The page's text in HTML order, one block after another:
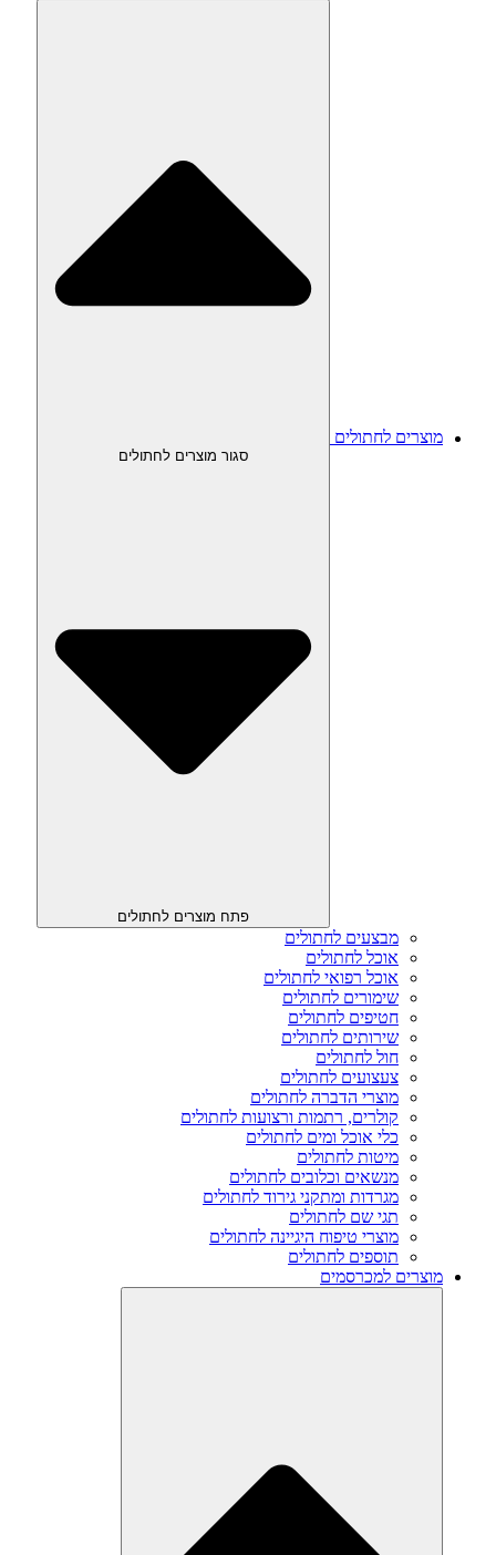
מוצרים לחתולים
סגור מוצרים לחתולים
פתח מוצרים לחתולים
מבצעים לחתולים
אוכל לחתולים
אוכל רפואי לחתולים
שימורים לחתולים
חטיפים לחתולים
שירותים לחתולים
חול לחתולים
צעצועים לחתולים
מוצרי הדברה לחתולים
קולרים, רתמות ורצועות לחתולים
כלי אוכל ומים לחתולים
מיטות לחתולים
מנשאים וכלובים לחתולים
מגרדות ומתקני גירוד לחתולים
תגי שם לחתולים
מוצרי טיפוח היגיינה לחתולים
תוספים לחתולים
מוצרים למכרסמים